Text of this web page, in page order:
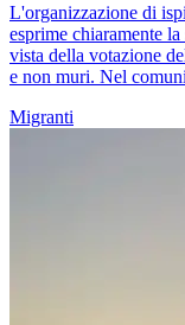
L'organizzazione di
esprime chiaramente
vista della votazione
e non muri. Nel
Migranti